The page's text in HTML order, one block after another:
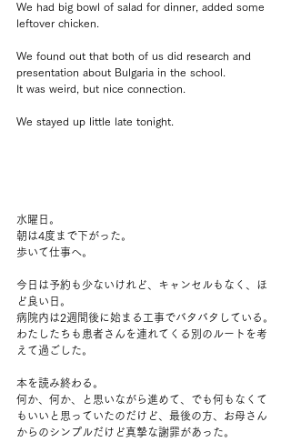
We had big bowl of salad for dinner, added some
leftover chicken.
We found out that both of us did research and
presentation about Bulgaria in the school.
It was weird, but nice connection.
We stayed up little late tonight.
水曜日。
朝は4度まで下がった。
歩いて仕事へ。
今日は予約も少ないけれど、キャンセルもなく、ほ
ど良い日。
病院内は2週間後に始まる工事でバタバタしている。
わたしたちも患者さんを連れてくる別のルートを考
えて過ごした。
本を読み終わる。
何か、何か、と思いながら進めて、でも何もなくて
もいいと思っていたのだけど、最後の方、お母さん
からのシンプルだけど真摯な謝罪があった。